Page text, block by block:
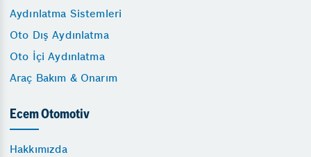
Aydınlatma Sistemleri
Oto Dış Aydınlatma
Oto İçi Aydınlatma
Araç Bakım & Onarım
Ecem Otomotiv
Hakkımızda